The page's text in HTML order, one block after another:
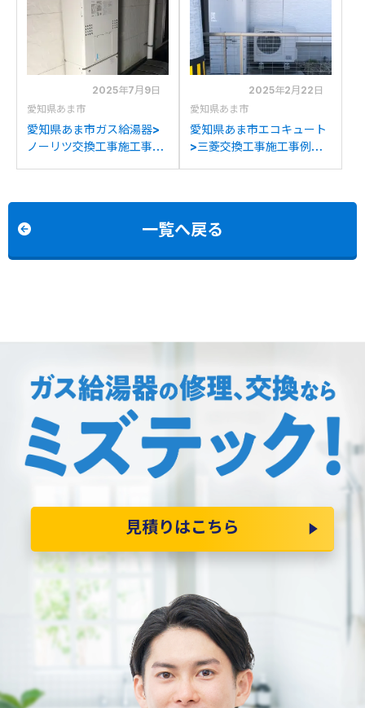
GT-C2072SAR BLへの交
RUF-A1615SAW(C)への交
換
2025年7月9日
愛知県あま市
愛知県あま市ガス給湯器>
ノーリツ交換工事施工事
2025年2月22日
愛知県あま市
愛知県あま市エコキュート
>三菱交換工事施工事例：
一覧へ戻る
見積りはこちら